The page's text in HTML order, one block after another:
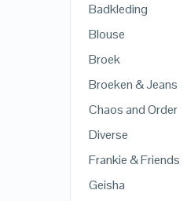
Badkleding
Blouse
Broek
Broeken & Jeans
Chaos and Order
Diverse
Frankie & Friends
Geisha